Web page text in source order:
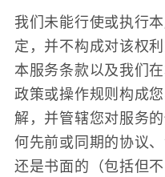
我们未能行使或执行
定，并不构成对该权利
本服务条款以及我们
政策或操作规则构成
解，并管辖您对服务
何先前或同期的协议
还是书面的（包括但